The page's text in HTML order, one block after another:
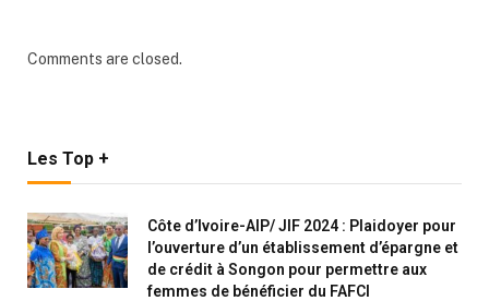
Comments are closed.
Les Top +
Côte d’Ivoire-AIP/ JIF 2024 : Plaidoyer pour
l’ouverture d’un établissement d’épargne et
de crédit à Songon pour permettre aux
femmes de bénéficier du FAFCI